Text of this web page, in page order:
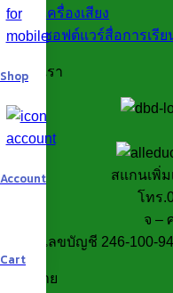
เครื่องเสียง
ซอฟต์แวร์สื่อการเรี
ติดต่อเรา
สแกนเพิ่ม
โทร
จ –
เลขบัญชี 246-100-
นโยบาย
Shop
Account
Cart